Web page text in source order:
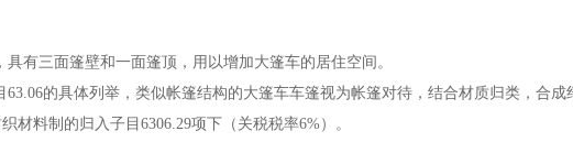
有三面篷壁和一面篷顶，用以增加大篷车的居住空间。
63.06的具体列举，类似帐篷结构的大篷车车篷视为帐篷对待，结合材质归类，合成
材料制的归入子目6306.29项下（关税税率6%）。